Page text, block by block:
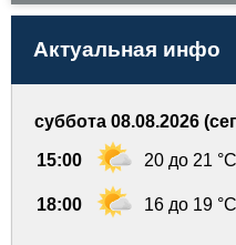
Актуальная инфо
суббота 08.08.2026
15:00 20 до 21 °C
18:00 16 до 19 °C